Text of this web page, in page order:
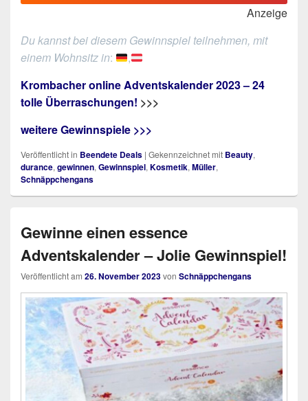
Anzeige
Du kannst bei diesem Gewinnspiel teilnehmen, mit
einem Wohnsitz in:
,
Krombacher online Adventskalender 2023 – 24
tolle Überraschungen! >>>
weitere Gewinnspiele >>>
Veröffentlicht in Beendete Deals | Gekennzeichnet mit Beauty,
durance, gewinnen, Gewinnspiel, Kosmetik, Müller,
Schnäppchengans
Gewinne einen essence
Adventskalender – Jolie Gewinnspiel!
Veröffentlicht am 26. November 2023von Schnäppchengans